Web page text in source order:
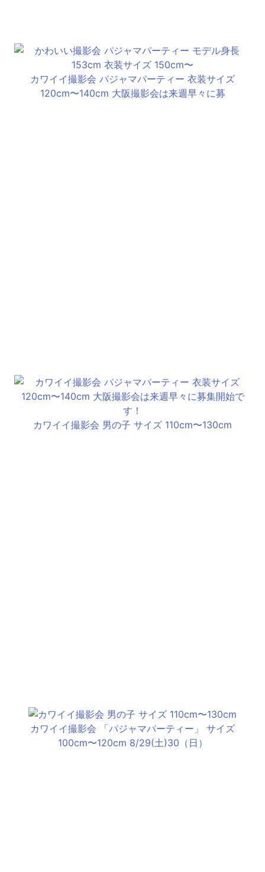
カワイイ撮影会 パジャマパーティー 衣装サイズ
120cm〜140cm 大阪撮影会は来週早々に募
カワイイ撮影会 男の子 サイズ 110cm〜130cm
カワイイ撮影会 「パジャマパーティー」 サイズ
100cm〜120cm 8/29(土)30（日）